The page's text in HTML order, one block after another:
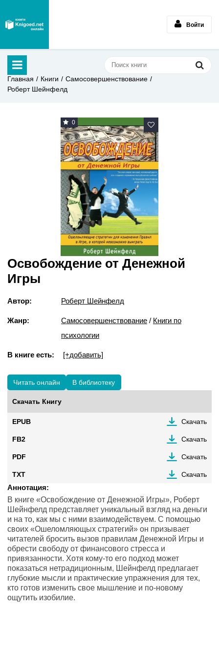
Войти
Главная Книги
Самосовершенствование
Роберт Шейнфелд
0
Освобождение от Денежной
Игры
Автор: Роберт Шейнфелд
Жанр: Самосовершенствование / Книги по
психологии
В книге есть: [+добавить]
Читать онлайн В библиотеку
Скачать Книгу
EPUB Скачать
FB2 Скачать
PDF Скачать
TXT Скачать
Аннотация:
В книге «Освобождение от Денежной Игры», Роберт
Шейнфелд представляет уникальный взгляд на деньги
и на то, как мы с ними взаимодействуем. С помощью
своих «Ошеломляющых стратегий» он призывает
читателей бросить вызов правилам Денежной Игры и
обрести свободу от финансового стресса и
привязанности. Хотя кому-то его подход может
показаться нетрадиционным, Шейнфелд предлагает
глубокие мысли и практические упражнения для тех,
кто готов изменить свое мышление и по-новому
ощутить изобилие.